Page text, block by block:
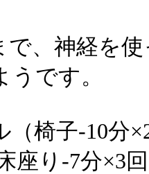
、神経を
です。
（椅子-10分
座り-7分×3